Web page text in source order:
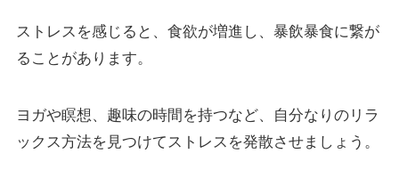
ストレスを感じると、食欲が増進し、暴飲暴食に繋が
ることがあります。
ヨガや瞑想、趣味の時間を持つなど、自分なりのリラ
ックス方法を見つけてストレスを発散させましょう。